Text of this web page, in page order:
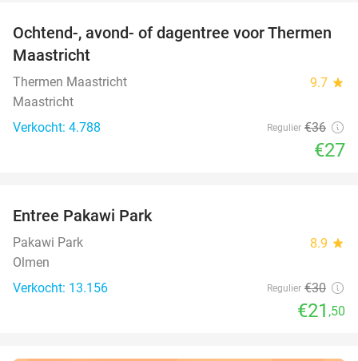
25%
Ochtend-, avond- of dagentree voor Thermen
Maastricht
Thermen Maastricht 9.7 star
Maastricht
Verkocht: 4.788
Regulier €36
€27
Entree Pakawi Park
Pakawi Park 8.9 star
Olmen
Verkocht: 13.156
Regulier €30
€21 ,50